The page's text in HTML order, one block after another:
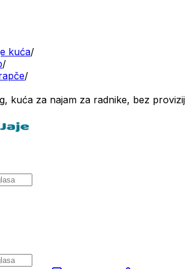
kuća/
/
/
kuća za najam za radnike, bez